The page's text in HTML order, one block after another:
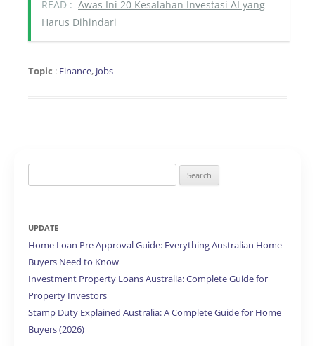
READ : Awas Ini 20 Kesalahan Investasi AI yang
Harus Dihindari
Topic : Finance, Jobs
for:
UPDATE
Home Loan Pre Approval Guide: Everything Australian Home
Buyers Need to Know
Investment Property Loans Australia: Complete Guide for
Property Investors
Stamp Duty Explained Australia: A Complete Guide for Home
Buyers (2026)